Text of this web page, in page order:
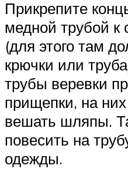
Прикрепите
медной трубой к
(для этого там
крючки или
трубы веревки
прищепки, на
вешать шляпы.
повесить на
одежды.